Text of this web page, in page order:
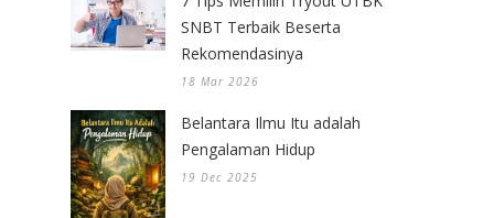
SNBT Terbaik Beserta
Rekomendasinya
18 Mar 2026
Belantara Ilmu Itu adalah
Pengalaman Hidup
19 Dec 2025